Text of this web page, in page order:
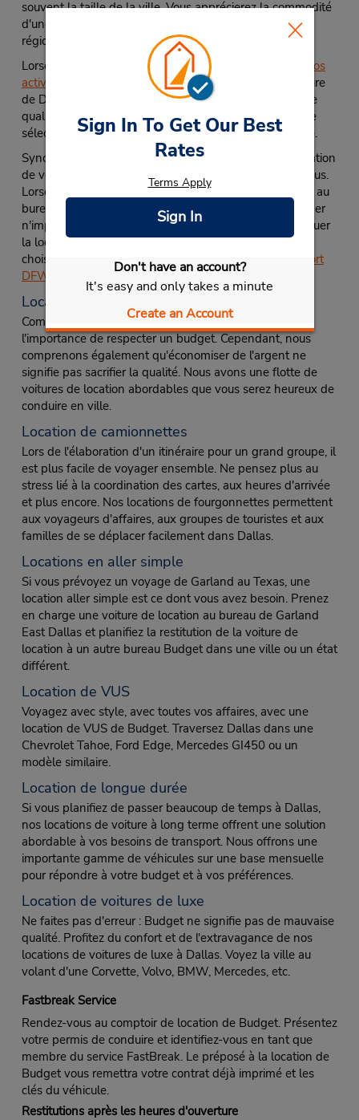
Sign In To Get Our Best
Rates
Terms Apply
Sign In
Don't have an account?
It's easy and only takes a minute
Create an Account
souvent la taille de la ville. Vous apprécierez la commodité
d'une location de voiture lors de votre visite dans cette
région.
Lorsque vous
planifiez votre itinéraire de voyage
vos
activités de voyage d'affaires,Budget Location de voiture
de Dallas peut offrir une solution abordable et de haute
qualité à vos besoins en transport. Budget propose une
sélection de succursales de location de voitures en ville.
Synchronisez vos plans de voyage et prenez votre location
de voiture jusqu'à ce qu'il soit temps de rentrer chez vous.
Lorsque vous prenez en charge une location de voiture au
bureau de Garland East Dallas, vous pouvez sélectionner
n'importe quelle succursale Budget pratique pour restituer
la location de voiture. Pour un utilise plus pratique,
choisissez la
restitution de voiture de location à l'aéroport
DFW
à Dallas Love Field Airport.
Locations abordables de véhicule
Comme vous avez pu le deviner, nous comprenons
l'importance de respecter un budget. Cependant, nous
comprenons également qu'économiser de l'argent ne
signifie pas sacrifier la qualité. Nous avons une flotte de
voitures de location abordables que vous serez heureux de
conduire en ville.
Location de camionnettes
Lors de l'élaboration d'un itinéraire pour un grand groupe, il
est plus facile de voyager ensemble. Ne pensez plus au
stress lié à la coordination des cartes, aux heures d'arrivée
et plus encore. Nos locations de fourgonnettes permettent
aux voyageurs d'affaires, aux groupes de touristes et aux
familles de se déplacer facilement dans Dallas.
Locations en aller simple
Si vous prévoyez un voyage de Garland au Texas, une
location aller simple est ce dont vous avez besoin. Prenez
en charge une voiture de location au bureau de Garland
East Dallas et planifiez la restitution de la voiture de
location à un autre bureau Budget dans une ville ou un état
différent.
Location de VUS
Voyagez avec style, avec toutes vos affaires, avec une
location de VUS de Budget. Traversez Dallas dans une
Chevrolet Tahoe, Ford Edge, Mercedes GI450 ou un
modèle similaire.
Location de longue durée
Si vous planifiez de passer beaucoup de temps à Dallas,
nos locations de voiture à long terme offrent une solution
abordable à vos besoins de transport. Nous offrons une
importante gamme de véhicules sur une base mensuelle
pour répondre à votre budget et à vos préférences.
Location de voitures de luxe
Ne faites pas d'erreur : Budget ne signifie pas de mauvaise
qualité. Profitez du confort et de l'extravagance de nos
locations de voitures de luxe à Dallas. Voyez la ville au
volant d'une Corvette, Volvo, BMW, Mercedes, etc.
Fastbreak Service
Rendez-vous au comptoir de location de Budget. Présentez
votre permis de conduire et identifiez-vous en tant que
membre du service FastBreak. Le préposé à la location de
Budget vous remettra votre contrat déjà imprimé et les
clés du véhicule.
Restitutions après les heures d'ouverture